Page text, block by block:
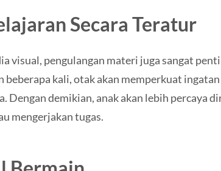
Secara Teratur
visual, pengulangan materi juga sangat
beberapa kali, otak akan memperkuat ingatan
Dengan demikian, anak akan lebih percaya
mengerjakan tugas.